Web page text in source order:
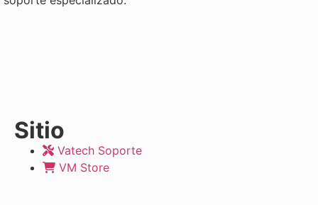
Sitio
Vatech Soporte
VM Store